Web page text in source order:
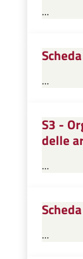
...
...
S3 -
delle
...
...